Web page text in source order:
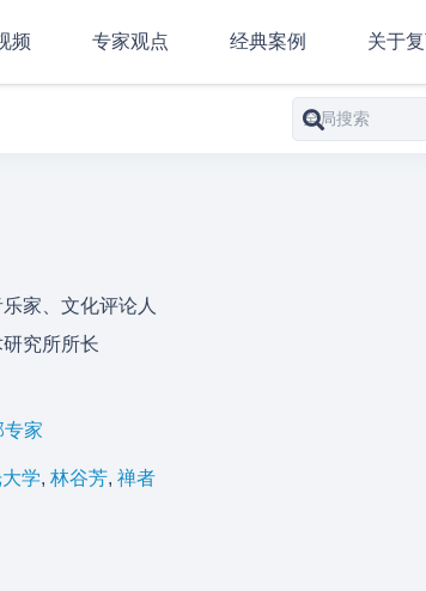
频 专家观点 经典案例 关于
家、文化评论人
究所所长
专家
学, 林谷芳, 禅者